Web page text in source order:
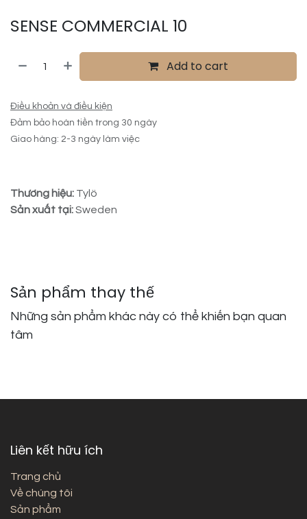
SENSE COMMERCIAL 10
Add to cart
Điều khoản và điều kiện
Đảm bảo hoàn tiền trong 30 ngày
Giao hàng: 2-3 ngày làm việc
Thương hiệu: Tylö
Sản xuất tại:Sweden
Sản phẩm thay thế
Những sản phẩm khác này có thể khiến bạn quan
tâm
Liên kết hữu ích
Trang chủ
Về chúng tôi
Sản phẩm